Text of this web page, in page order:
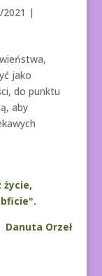
|
jako
do punktu
aby
życie,
Danuta Orzeł